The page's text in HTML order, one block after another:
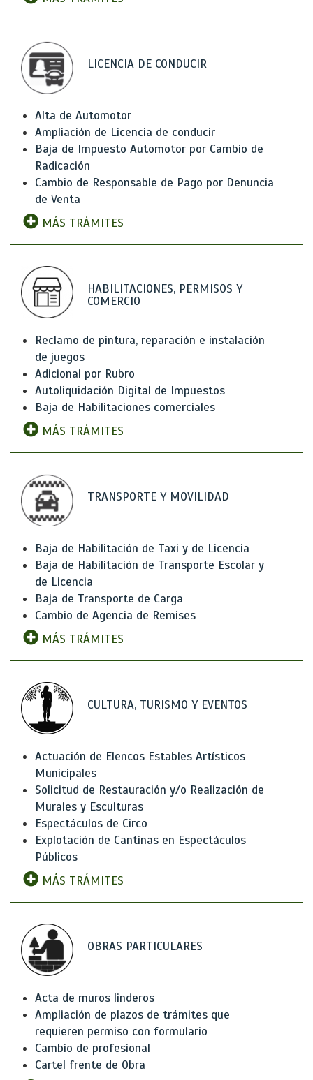
LICENCIA DE CONDUCIR
Alta de Automotor
Ampliación de Licencia de conducir
Baja de Impuesto Automotor por Cambio de
Radicación
Cambio de Responsable de Pago por Denuncia
de Venta
MÁS TRÁMITES
HABILITACIONES, PERMISOS Y
COMERCIO
Reclamo de pintura, reparación e instalación
de juegos
Adicional por Rubro
Autoliquidación Digital de Impuestos
Baja de Habilitaciones comerciales
MÁS TRÁMITES
TRANSPORTE Y MOVILIDAD
Baja de Habilitación de Taxi y de Licencia
Baja de Habilitación de Transporte Escolar y
de Licencia
Baja de Transporte de Carga
Cambio de Agencia de Remises
MÁS TRÁMITES
CULTURA, TURISMO Y EVENTOS
Actuación de Elencos Estables Artísticos
Municipales
Solicitud de Restauración y/o Realización de
Murales y Esculturas
Espectáculos de Circo
Explotación de Cantinas en Espectáculos
Públicos
MÁS TRÁMITES
OBRAS PARTICULARES
Acta de muros linderos
Ampliación de plazos de trámites que
requieren permiso con formulario
Cambio de profesional
Cartel frente de Obra